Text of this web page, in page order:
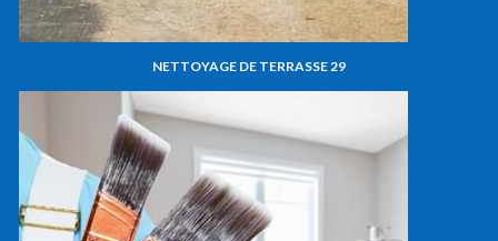
NETTOYAGE DE TERRASSE 29